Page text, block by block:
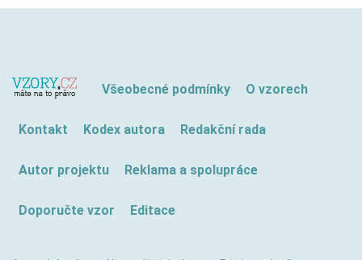
Všeobecné podmínky O vzorech
Kontakt Kodex autora Redakční rada
Autor projektu Reklama a spolupráce
Doporučte vzor Editace